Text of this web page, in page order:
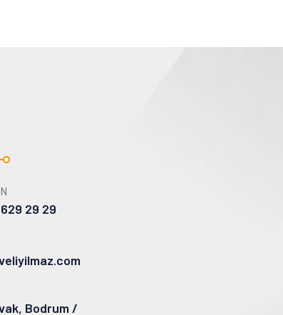
29 29
Bodrum /